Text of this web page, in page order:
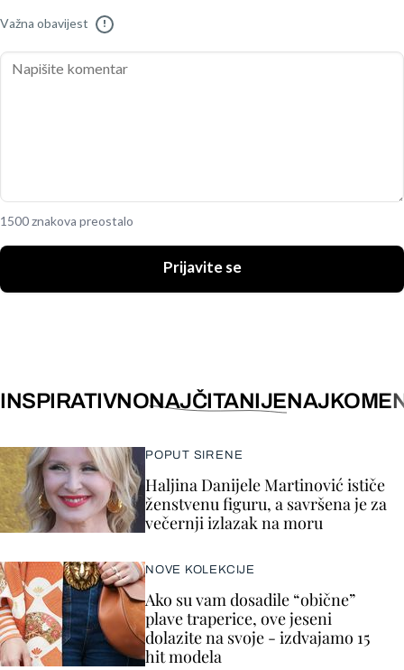
Važna obavijest !
1500 znakova preostalo
Prijavite se
INSPIRATIVNONAJČITANIJE
POPUT SIRENE
Haljina Danijele Martinović ističe
ženstvenu figuru, a savršena je za
večernji izlazak na moru
NOVE KOLEKCIJE
Ako su vam dosadile “obične”
plave traperice, ove jeseni
dolazite na svoje - izdvajamo 15
hit modela